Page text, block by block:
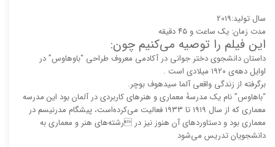
سال تولید:2019
مدت زمان: یک ساعت و ۴۵ دقیقه
این فیلم را توصیه می‌کنیم چون:
داستان دانشجوی دختر جوانی در آکادمی معروف طراحی “باوهاوس” در
اوایل دهه‌ی ۱۹۲۰ میلادی است .
برگرفته از زندگی واقعی آلما سیدهوف بوچر.
“باهاوس” نام یک مدرسهٔ معماری و هنرهای کاربردی در آلمان بود این مدرسه
معماری که از سال ۱۹۱۹ تا ۱۹۳۳ فعالیت می‌کرده‌است، پیشگام مدرنیسم در
معماری بود و دستاوردهای آن هنوز نیز در رشته‌های هنر و معماری به
دانشجویان تدریس می‌شود